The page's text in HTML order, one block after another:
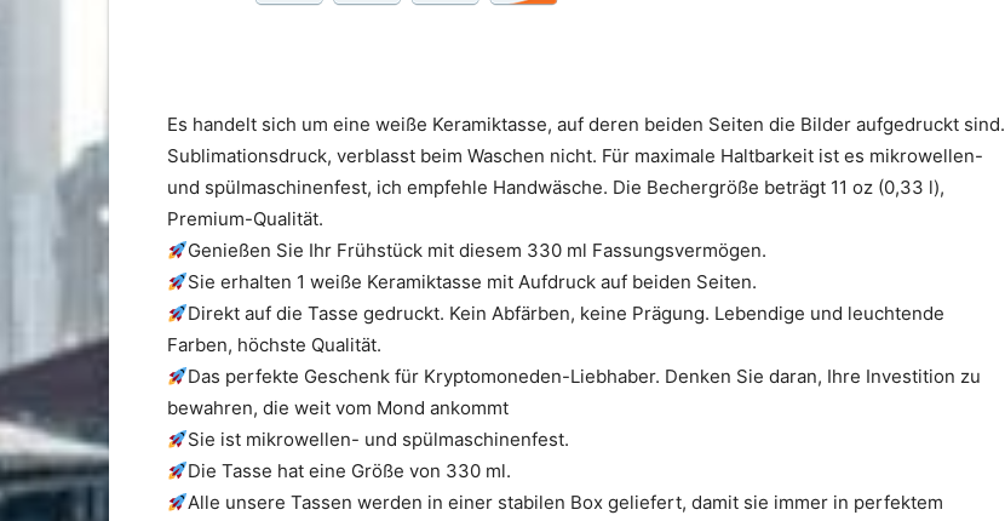
Es handelt sich um eine weiße Keramiktasse, auf deren beiden Seiten die Bilder aufgedruckt sind.
Sublimationsdruck, verblasst beim Waschen nicht. Für maximale Haltbarkeit ist es mikrowellen-
und spülmaschinenfest, ich empfehle Handwäsche. Die Bechergröße beträgt 11 oz (0,33 l),
Premium-Qualität.
Genießen Sie Ihr Frühstück mit diesem 330 ml Fassungsvermögen.
Sie erhalten 1 weiße Keramiktasse mit Aufdruck auf beiden Seiten.
Direkt auf die Tasse gedruckt. Kein Abfärben, keine Prägung. Lebendige und leuchtende
Farben, höchste Qualität.
Das perfekte Geschenk für Kryptomoneden-Liebhaber. Denken Sie daran, Ihre Investition zu
bewahren, die weit vom Mond ankommt
Sie ist mikrowellen- und spülmaschinenfest.
Die Tasse hat eine Größe von 330 ml.
Alle unsere Tassen werden in einer stabilen Box geliefert, damit sie immer in perfektem